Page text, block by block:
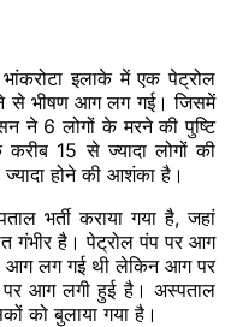
इलाके में एक पेट्रोल
से भीषण आग लग गई। जिसमें
ने 6 लोगों के मरने की पुष्टि
15 से ज्यादा लोगों की
होने की आशंका है।
भर्ती कराया गया है, जहां
गंभीर है। पेट्रोल पंप पर आग
आग लग गई थी लेकिन आग पर
पर आग लगी हुई है। अस्पताल
को बुलाया गया है।